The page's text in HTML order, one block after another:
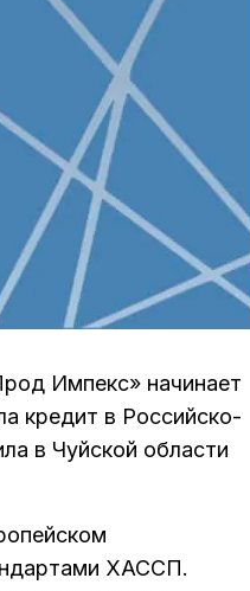
Импекс» начинает
кредит в Российско-
в Чуйской области
ХАССП.